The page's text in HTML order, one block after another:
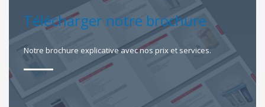
Télécharger notre brochure
Notre brochure explicative avec nos prix et services.